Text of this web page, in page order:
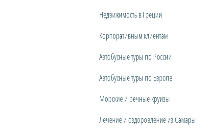
Недвижимость в Греции
Корпоративным клиентам
Автобусные туры по России
Автобусные туры по Европе
Морские и речные круизы
Лечение и оздоровление из Самары